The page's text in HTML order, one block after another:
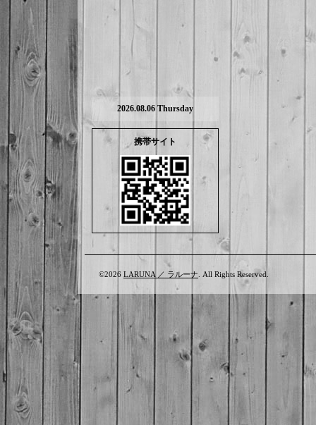
2026.08.06 Thursday
携帯サイト
©2026 LARUNA ／ ラルーナ . All Rights Reserved.